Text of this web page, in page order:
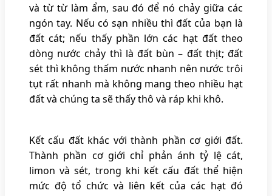
và từ từ làm ẩm, sau đó để nó chảy giữa các
ngón tay. Nếu có sạn nhiều thì đất của bạn là
đất cát; nếu thấy phần lớn các hạt đất theo
dòng nước chảy thì là đất bùn – đất thịt; đất
sét thì không thấm nước nhanh nên nước trôi
tụt rất nhanh mà không mang theo nhiều hạt
đất và chúng ta sẽ thấy thô và ráp khi khô.
Kết cấu đất khác với thành phần cơ giới đất.
Thành phần cơ giới chỉ phản ánh tỷ lệ cát,
limon và sét, trong khi kết cấu đất thể hiện
mức độ tổ chức và liên kết của các hạt đó